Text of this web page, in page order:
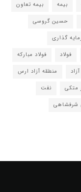
بیمه
بیمه تعاون
حسین گروسی
گذاری
فولاد
فولاد مبارکه
منطقه آزاد ارس
متکی
نفت
شرفشاهی